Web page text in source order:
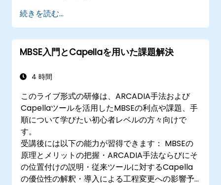
変動性管理プロセスを実装できる
Microsoft Officeなどのコネクタと紐付けて
pure::variantsを利用できる
続きを読む...
MBSE入門とCapellaを用いた課題解決
4 時間
このライブ形式の研修は、ARCADIA手法および
Capellaツールを活用したMBSEの利点や課題、手
順について学びたい初心者レベルの方々向けで
す。
受講後には以下の能力が習得できます： MBSEの
原理とメリットの把握・ARCADIA手法ならびにそ
の位置付けの説明・従来ツールに対するCapella
の優位性の解釈・導入による工程変更への影響予